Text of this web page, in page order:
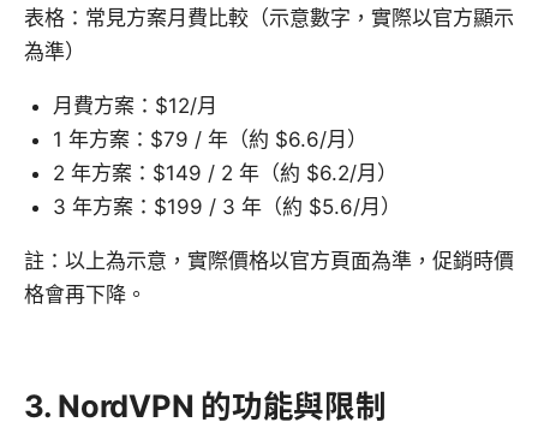
表格：常見方案月費比較（示意數字，實際以官方顯示
為準）
月費方案：$12/月
1 年方案：$79 / 年（約 $6.6/月）
2 年方案：$149 / 2 年（約 $6.2/月）
3 年方案：$199 / 3 年（約 $5.6/月）
註：以上為示意，實際價格以官方頁面為準，促銷時價
格會再下降。
3. NordVPN 的功能與限制